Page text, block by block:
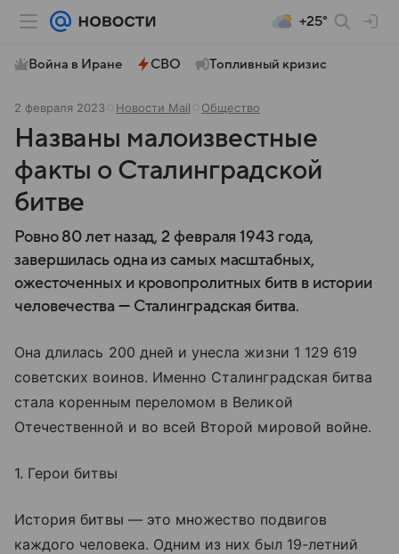
+25°
Война в Иране СВО Топливный кризис
2 февраля 2023 Новости Mail Общество
Названы малоизвестные
факты о Сталинградской
битве
Ровно 80 лет назад, 2 февраля 1943 года,
завершилась одна из самых масштабных,
ожесточенных и кровопролитных битв в истории
человечества — Сталинградская битва.
Она длилась 200 дней и унесла жизни 1 129 619
советских воинов. Именно Сталинградская битва
стала коренным переломом в Великой
Отечественной и во всей Второй мировой войне.
1. Герои битвы
История битвы — это множество подвигов
каждого человека. Одним из них был 19-летний